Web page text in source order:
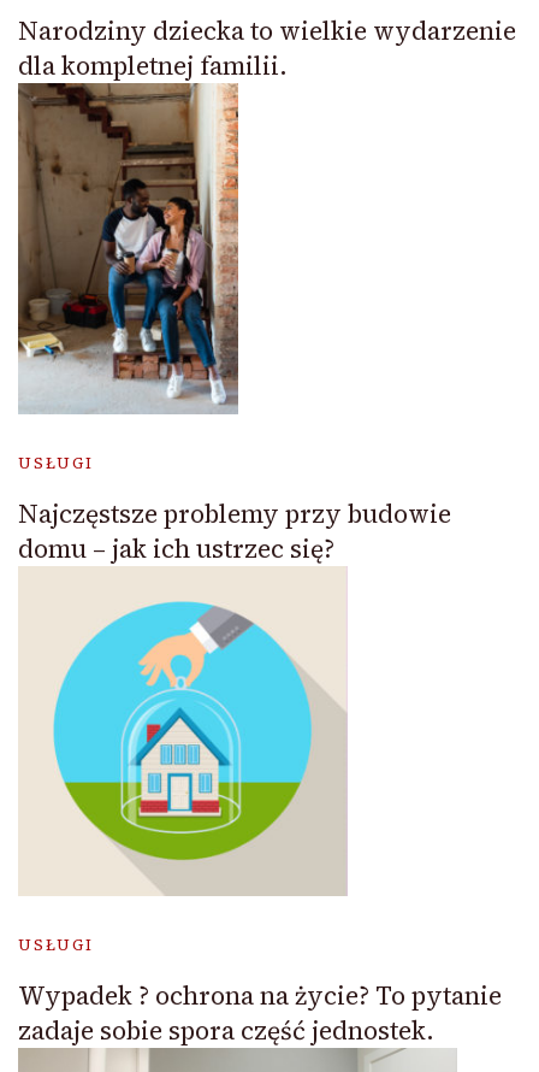
Narodziny dziecka to wielkie wydarzenie
dla kompletnej familii.
USŁUGI
Najczęstsze problemy przy budowie
domu – jak ich ustrzec się?
USŁUGI
Wypadek ? ochrona na życie? To pytanie
zadaje sobie spora część jednostek.